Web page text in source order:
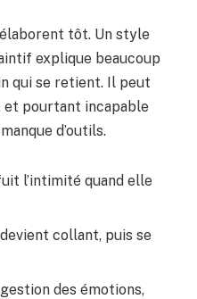
tôt. Un style
explique beaucoup
qui se retient. Il peut
pourtant incapable
d’outils.
l’intimité quand elle
collant, puis se
des émotions,